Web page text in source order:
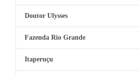
Doutor Ulysses
Fazenda Rio Grande
Itaperuçu